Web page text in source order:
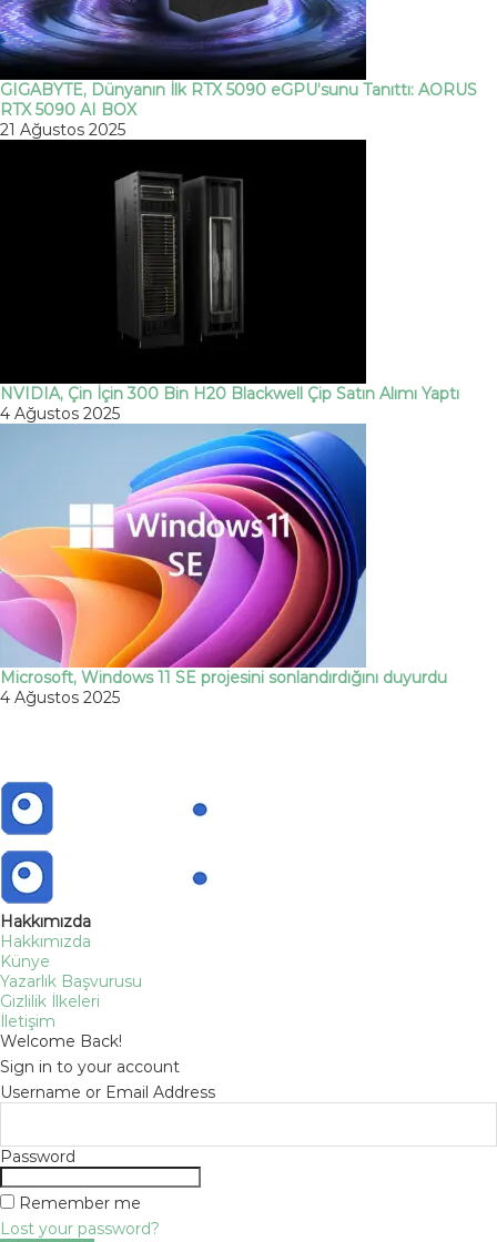
GIGABYTE, Dünyanın İlk RTX 5090 eGPU’sunu Tanıttı: AORUS
RTX 5090 AI BOX
21 Ağustos 2025
NVIDIA, Çin İçin 300 Bin H20 Blackwell Çip Satın Alımı Yaptı
4 Ağustos 2025
Microsoft, Windows 11 SE projesini sonlandırdığını duyurdu
4 Ağustos 2025
Hakkımızda
Hakkımızda
Künye
Yazarlık Başvurusu
Gizlilik İlkeleri
İletişim
Welcome Back!
Sign in to your account
Username or Email Address
Password
Remember me
Lost your password?